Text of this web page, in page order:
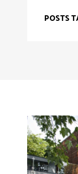
POSTS